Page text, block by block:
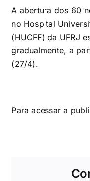
A abertura dos 60
no Hospital
(HUCFF) da UFRJ
gradualmente, a
(27/4).
Para acessar a